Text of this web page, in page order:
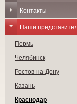
Контакты
Наши
Пермь
Челябинск
Ростов-на-Дону
Казань
Краснодар